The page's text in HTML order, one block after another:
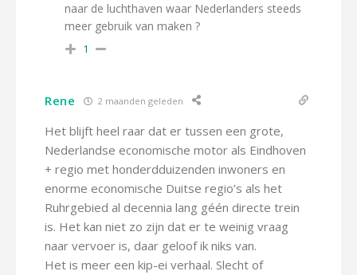
naar de luchthaven waar Nederlanders steeds
meer gebruik van maken ?
1
Rene 2 maanden geleden
Het blijft heel raar dat er tussen een grote,
Nederlandse economische motor als Eindhoven
+ regio met honderdduizenden inwoners en
enorme economische Duitse regio’s als het
Ruhrgebied al decennia lang géén directe trein
is. Het kan niet zo zijn dat er te weinig vraag
naar vervoer is, daar geloof ik niks van.
Het is meer een kip-ei verhaal. Slecht of